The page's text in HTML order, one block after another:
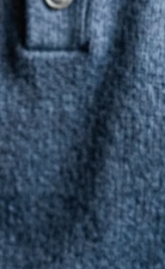
navn, et
hjerte.
i